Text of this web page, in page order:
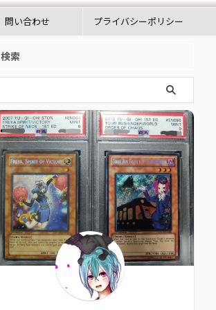
問い合わせ プライバシーポリシー
検索